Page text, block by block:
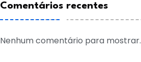
Comentários recentes
Nenhum comentário para mostrar.